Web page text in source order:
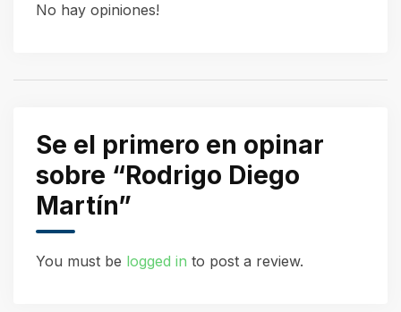
No hay opiniones!
Se el primero en opinar
sobre “Rodrigo Diego
Martín”
You must be logged in to post a review.